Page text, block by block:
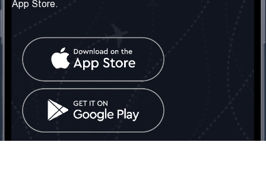
Наши сервисы
Часто задаваемые
вопросы
Контакт
Грузия: Тбилиси
Телефон: +442030340050
Email:info@mobinex.com
Социальные сети
App Store.